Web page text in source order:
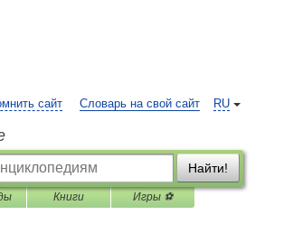
RU
сайт Словарь на свой сайт
Найти!
Книги Игры ⚽